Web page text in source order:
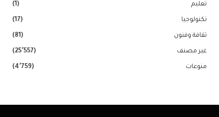
تعليم (1)
تكنولوجيا (17)
ثقافة وفنون (81)
غير مصنف (25٬557)
منوعات (4٬759)